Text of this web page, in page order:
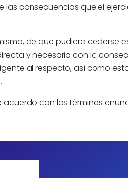
las consecuencias que el
de que pudiera
y necesaria con la
al respecto, así como
acuerdo con los términos